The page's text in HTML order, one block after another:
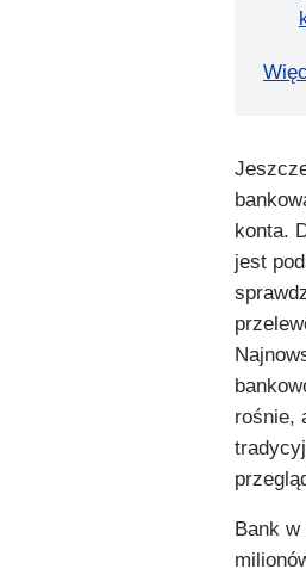
konta.
jest
rośnie,
Bank